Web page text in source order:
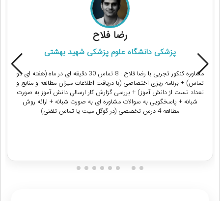
دکتر دانیال حبیبیان
رتبه 9 منطقه 3 تجربی 1397
مشاوره کنکور تجربی با دکتر دانیال حبیبیان ، فارغ التحصیل رشته پزشکی
دانشگاه علوم پزشکی تهران : 8 جلسه مشاوره تلفنی در ماه + برنامه روزانه
حجمی ساعتی متناسب با شرایط دانش آموز + ارتباط مستمر در فضای
مجازی+ چک گزارش کار روزانه و توضیح نکات مربوط به گزارش کار + تجزیه و
تحلیل کارنامه آزمون های آزمایشی +آزمون های تک درس + ارسال